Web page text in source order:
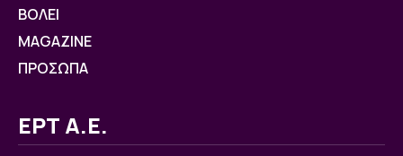
ΒOΛΕΙ
MAGAZINE
ΠΡΟΣΩΠΑ
ΕΡΤ Α.Ε.